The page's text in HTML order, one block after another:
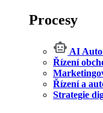
Procesy
AI
Řízení
Řízení a
Strategie